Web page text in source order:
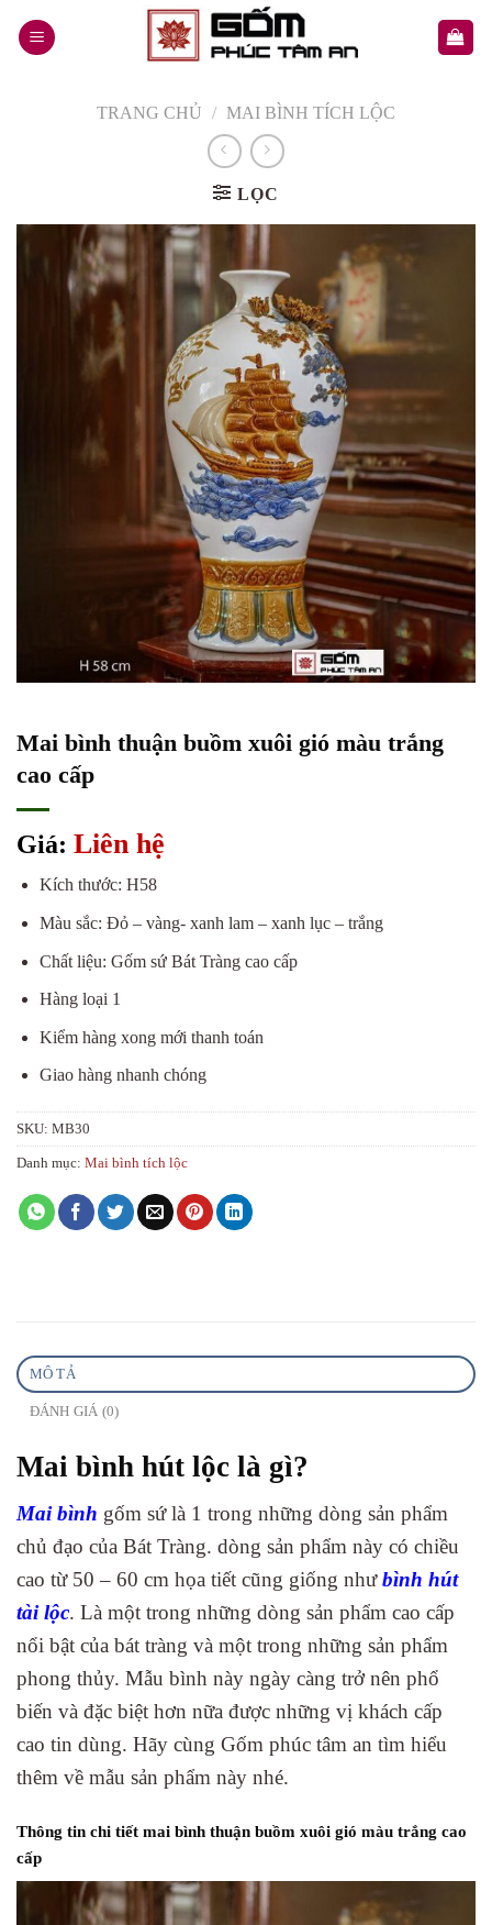
TRANG CHỦ / MAI BÌNH TÍCH LỘC
LỌC
Mai bình thuận buồm xuôi gió màu trắng
cao cấp
Giá: Liên hệ
Kích thước: H58
Màu sắc: Đỏ – vàng- xanh lam – xanh lục – trắng
Chất liệu: Gốm sứ Bát Tràng cao cấp
Hàng loại 1
Kiểm hàng xong mới thanh toán
Giao hàng nhanh chóng
SKU: MB30
Danh mục: Mai bình tích lộc
MÔ TẢ
ĐÁNH GIÁ (0)
Mai bình hút lộc là gì?
Mai bình gốm sứ là 1 trong những dòng sản phẩm
chủ đạo của Bát Tràng. dòng sản phẩm này có chiều
cao từ 50 – 60 cm họa tiết cũng giống nhưbình hút
tài lộc. Là một trong những dòng sản phẩm cao cấp
nổi bật của bát tràng và một trong những sản phẩm
phong thủy. Mẫu bình này ngày càng trở nên phổ
biến và đặc biệt hơn nữa được những vị khách cấp
cao tin dùng. Hãy cùng Gốm phúc tâm an tìm hiểu
thêm về mẫu sản phẩm này nhé.
Thông tin chi tiết mai bình thuận buồm xuôi gió màu trắng cao
cấp